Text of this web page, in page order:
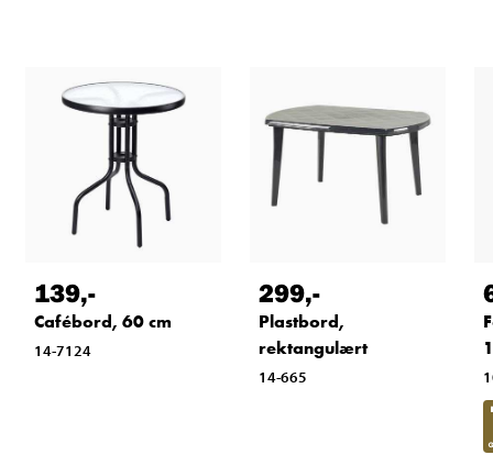
139,-
Cafébord, 60 cm
14-7124
299,-
Plastbord,
rektangulært
14-665